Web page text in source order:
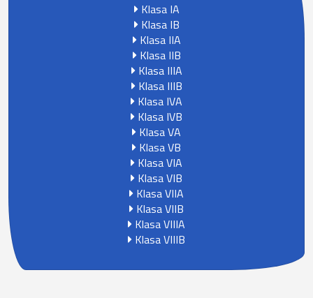
Klasa IA
Klasa IB
Klasa IIA
Klasa IIB
Klasa IIIA
Klasa IIIB
Klasa IVA
Klasa IVB
Klasa VA
Klasa VB
Klasa VIA
Klasa VIB
Klasa VIIA
Klasa VIIB
Klasa VIIIA
Klasa VIIIB